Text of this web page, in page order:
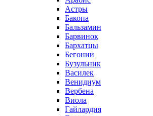
Астры
Бакопа
Бальзамин
Барвинок
Бархатцы
Бегонии
Бузульник
Василек
Венидиум
Вербена
Виола
Гайлардия